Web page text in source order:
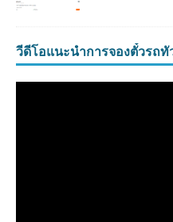
วีดีโอแนะนำการจองตั๋วรถทั